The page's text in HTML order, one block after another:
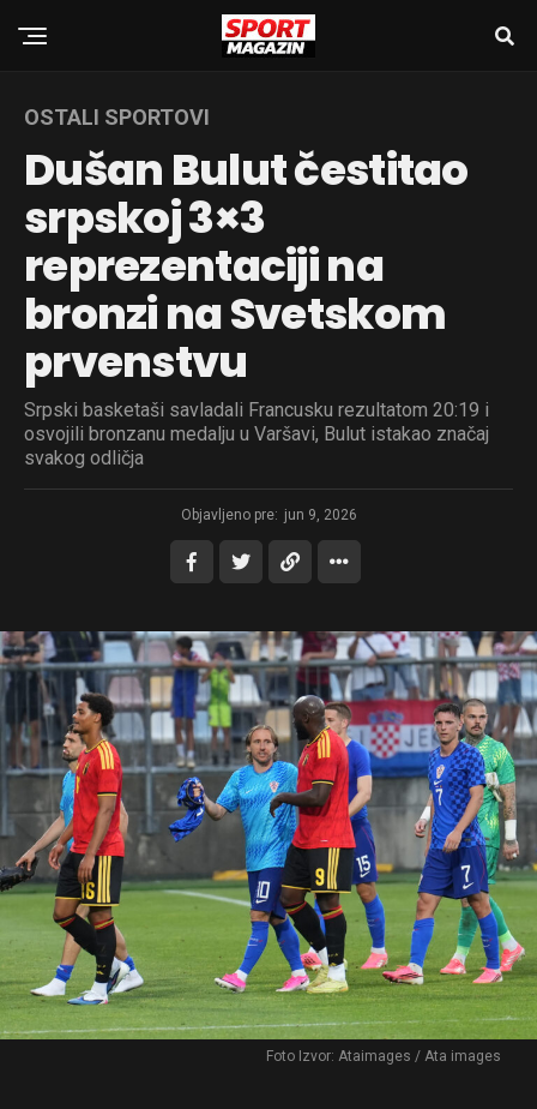
OSTALI SPORTOVI
Dušan Bulut čestitao
srpskoj 3×3
reprezentaciji na
bronzi na Svetskom
prvenstvu
Srpski basketaši savladali Francusku rezultatom 20:19 i
osvojili bronzanu medalju u Varšavi, Bulut istakao značaj
svakog odličja
Objavljeno pre: jun 9, 2026
Foto Izvor: Ataimages / Ata images